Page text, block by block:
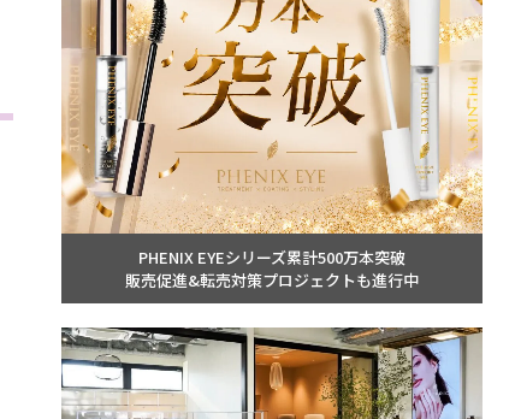
PHENIX EYEシリーズ累計500万本突破
販売促進&転売対策プロジェクトも進行中